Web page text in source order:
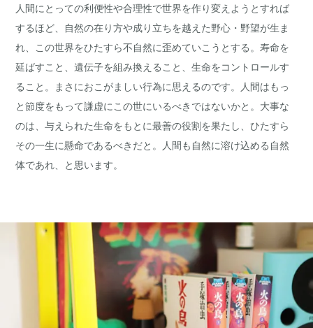
人間にとっての利便性や合理性で世界を作り変えようとすれば
するほど、自然の在り方や成り立ちを越えた野心・野望が生ま
れ、この世界をひたすら不自然に歪めていこうとする。寿命を
延ばすこと、遺伝子を組み換えること、生命をコントロールす
ること。まさにおこがましい行為に思えるのです。人間はもっ
と節度をもって謙虚にこの世にいるべきではないかと。大事な
のは、与えられた生命をもとに最善の役割を果たし、ひたすら
その一生に懸命であるべきだと。人間も自然に溶け込める自然
体であれ、と思います。